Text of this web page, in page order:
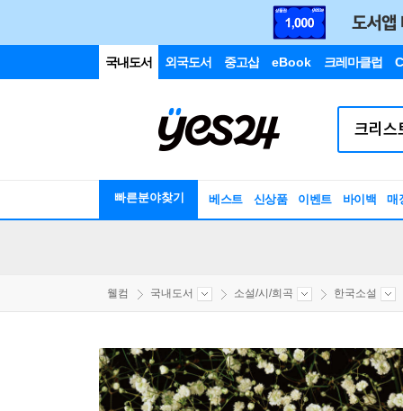
국내도서 외국도서 중고샵 eBook 크레마클럽
빠른분야찾기 베스트 신상품 이벤트 바이백 매
웰컴 국내도서 소설/시/희곡 한국소설